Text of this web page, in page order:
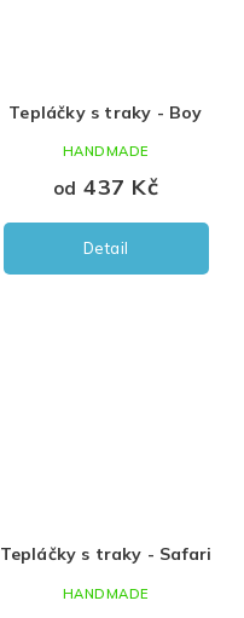
Tepláčky s traky - Boy
od 437 Kč
Detail
HANDMADE
Tepláčky s traky - Safari
HANDMADE